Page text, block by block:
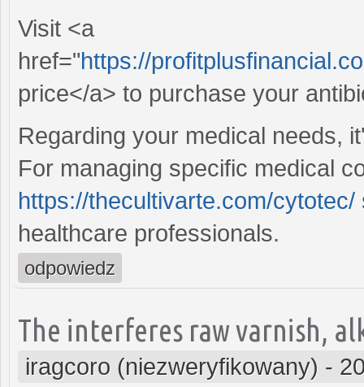
Visit <a
href="https://
price</a> to purchase your
Regarding your medical needs,
For managing specific medical
https://thecultivarte.com/cytotec/
healthcare professionals.
odpowiedz
The interferes raw varnish,
iragcoro (niezweryfikowany) -